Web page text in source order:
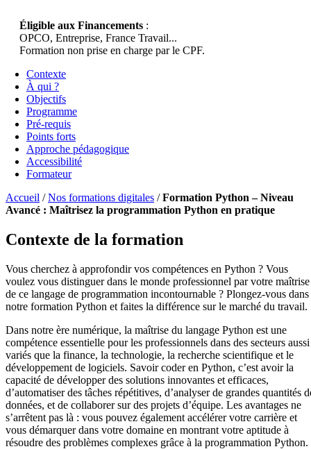
Éligible aux Financements :
OPCO, Entreprise, France Travail...
Formation non prise en charge par le CPF.
Contexte
À qui ?
Objectifs
Programme
Pré-requis
Points forts
Approche pédagogique
Accessibilité
Formateur
Accueil /Nos formations digitales /Formation Python – Niveau
Avancé : Maîtrisez la programmation Python en pratique
Contexte de la formation
Vous cherchez à approfondir vos compétences en Python ? Vous
voulez vous distinguer dans le monde professionnel par votre maîtrise
de ce langage de programmation incontournable ? Plongez-vous dans
notre formation Python et faites la différence sur le marché du travail.
Dans notre ère numérique, la maîtrise du langage Python est une
compétence essentielle pour les professionnels dans des secteurs aussi
variés que la finance, la technologie, la recherche scientifique et le
développement de logiciels. Savoir coder en Python, c’est avoir la
capacité de développer des solutions innovantes et efficaces,
d’automatiser des tâches répétitives, d’analyser de grandes quantités
données, et de collaborer sur des projets d’équipe. Les avantages ne
s’arrêtent pas là : vous pouvez également accélérer votre carrière et
vous démarquer dans votre domaine en montrant votre aptitude à
résoudre des problèmes complexes grâce à la programmation Python.